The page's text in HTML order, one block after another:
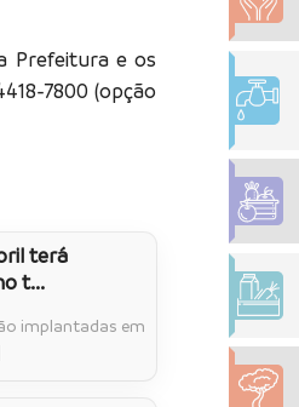
Prefeitura e os
7800 (opção
terá
t...
implantadas em